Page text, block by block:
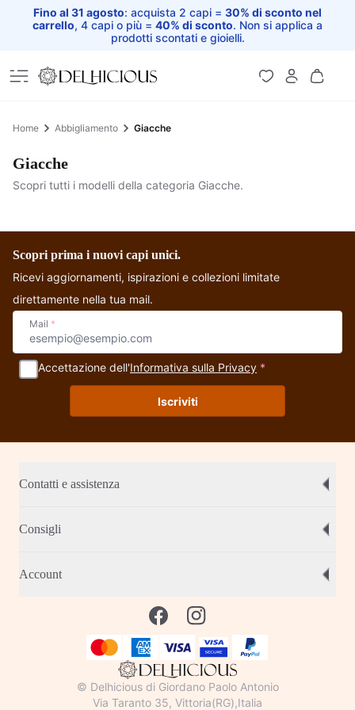
Fino al 31 agosto: acquista 2 capi = 30% di sconto nel
carrello, 4 capi o più = 40% di sconto. Non si applica a
prodotti scontati e gioielli.
Home
Home Abbigliamento Giacche
Giacche
Scopri tutti i modelli della categoria Giacche.
Sari
Scopri prima i nuovi capi unici.
Ricevi aggiornamenti, ispirazioni e collezioni limitate
direttamente nella tua mail.
Mail *
Accettazione dell'Informativa sulla Privacy *
Iscriviti
Contatti e assistenza
Consigli
Account
© Delhicious di Giordano Paolo Antonio
Via Taranto 35, Vittoria(RG),Italia